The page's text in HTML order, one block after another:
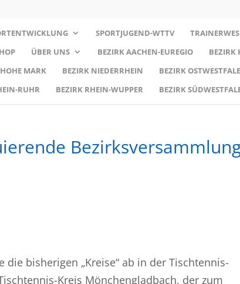
SPORTJUGEND-WTTV
ÜBER UNS BEZIRK AACHEN-EUREGIO BEZIRK
MARK BEZIRK NIEDERRHEIN BEZIRK
RUHR BEZIRK RHEIN-WUPPER BEZIRK
die bisherigen „Kreise“ ab in der Tischtennis-
Kreis Mönchengladbach, der zum